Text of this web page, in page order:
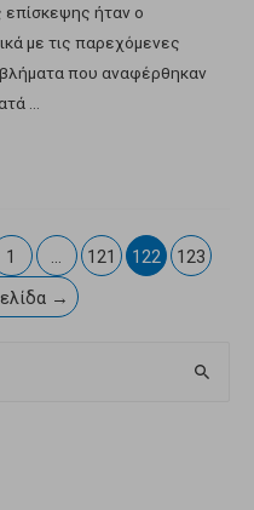
ήταν ο
με τις παρεχόμενες
που αναφέρθηκαν
…
1 … 121 122
123
→